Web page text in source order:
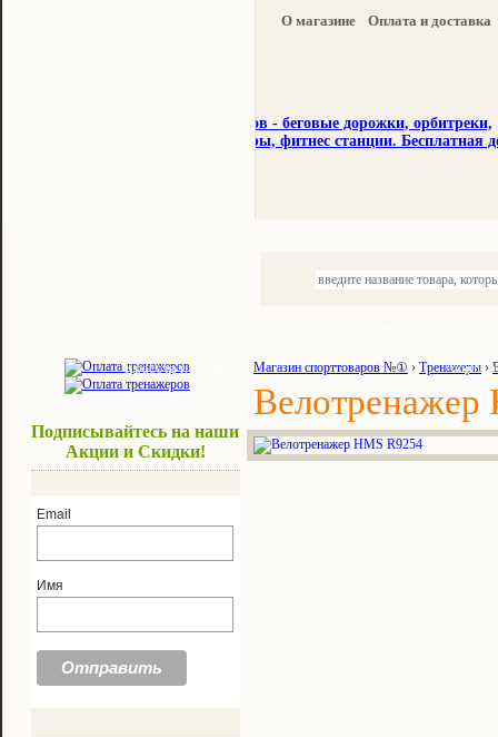
О магазине Оплата и доставка
Красота и здоровье Акции и
Подписывайтесь на наши
Акции и Скидки!
Email
Имя
Магазин спорттоваров №① › Тренажеры ›
Велотренажер